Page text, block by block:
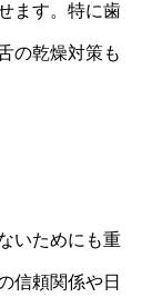
ます。特に歯
の乾燥対策も
いためにも重
信頼関係や日